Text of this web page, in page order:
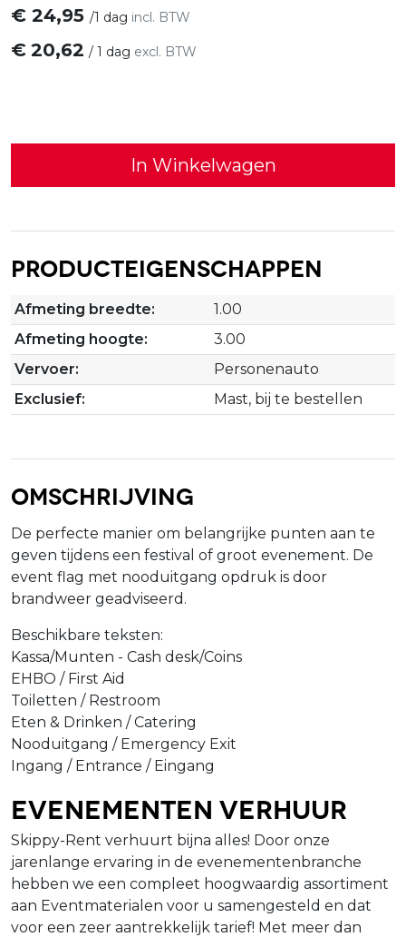
€ 24,95 /1 dag incl. BTW
€ 20,62 / 1 dag excl. BTW
In Winkelwagen
Producteigenschappen
Afmeting breedte:
1.00
Afmeting hoogte:
3.00
Vervoer:
Personenauto
Exclusief:
Mast, bij te bestellen
Omschrijving
De perfecte manier om belangrijke punten aan te
geven tijdens een festival of groot evenement. De
event flag met nooduitgang opdruk is door
brandweer geadviseerd.
Beschikbare teksten:
Kassa/Munten - Cash desk/Coins
EHBO / First Aid
Toiletten / Restroom
Eten & Drinken / Catering
Nooduitgang / Emergency Exit
Ingang / Entrance / Eingang
Evenementen verhuur
Skippy-Rent verhuurt bijna alles! Door onze
jarenlange ervaring in de evenementenbranche
hebben we een compleet hoogwaardig assortiment
aan Eventmaterialen voor u samengesteld en dat
voor een zeer aantrekkelijk tarief! Met meer dan